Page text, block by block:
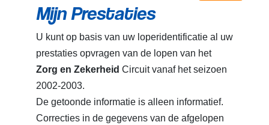
Mijn Prestaties
U kunt op basis van uw loperidentificatie al uw
prestaties opvragen van de lopen van het
Zorg en Zekerheid Circuit vanaf het seizoen
2002-2003.
De getoonde informatie is alleen informatief.
Correcties in de gegevens van de afgelopen